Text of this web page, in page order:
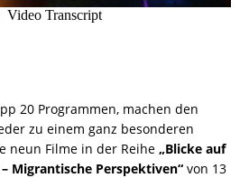
20 Programmen, machen den
zu einem ganz besonderen
neun Filme in der Reihe „Blicke auf
Migrantische Perspektiven“ von 13